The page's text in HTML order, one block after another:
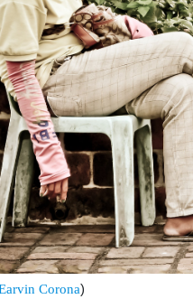
Corona)